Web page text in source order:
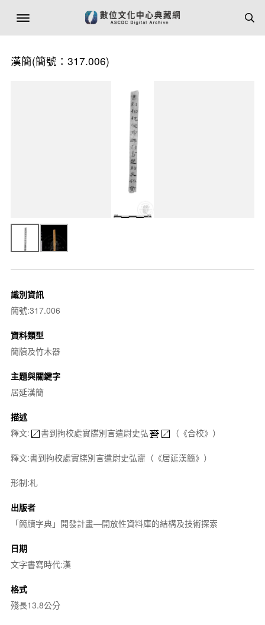
漢簡(簡號：317.006)
識別資訊
簡號:317.006
資料類型
簡牘及竹木器
主題與關鍵字
居延漢簡
描述
釋文:
書到拘校處實牒別言遣尉史弘 （《合校》）
釋文:書到拘校處實牒別言遣尉史弘齎（《居延漢簡》）
形制:札
出版者
「簡牘字典」開發計畫—開放性資料庫的結構及技術探索
日期
文字書寫時代:漢
格式
殘長13.8公分